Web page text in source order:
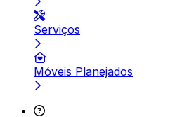
Serviços
Móveis Planejados